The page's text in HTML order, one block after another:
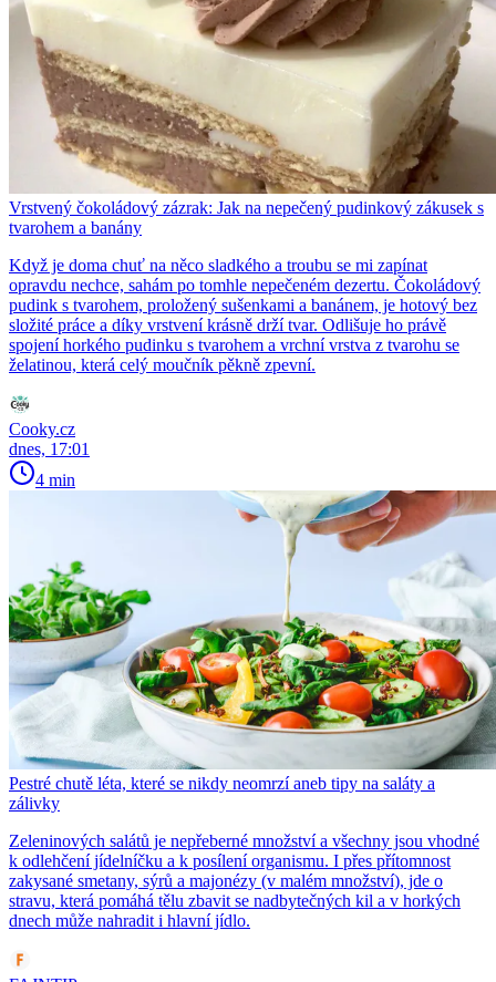
Vrstvený čokoládový zázrak: Jak na nepečený pudinkový zákusek s
tvarohem a banány
Když je doma chuť na něco sladkého a troubu se mi zapínat
opravdu nechce, sahám po tomhle nepečeném dezertu. Čokoládový
pudink s tvarohem, proložený sušenkami a banánem, je hotový bez
složité práce a díky vrstvení krásně drží tvar. Odlišuje ho právě
spojení horkého pudinku s tvarohem a vrchní vrstva z tvarohu se
želatinou, která celý moučník pěkně zpevní.
Cooky.cz
dnes, 17:01
4 min
Pestré chutě léta, které se nikdy neomrzí aneb tipy na saláty a
zálivky
Zeleninových salátů je nepřeberné množství a všechny jsou vhodné
k odlehčení jídelníčku a k posílení organismu. I přes přítomnost
zakysané smetany, sýrů a majonézy (v malém množství), jde o
stravu, která pomáhá tělu zbavit se nadbytečných kil a v horkých
dnech může nahradit i hlavní jídlo.